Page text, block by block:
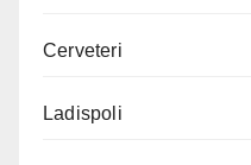
Cerveteri
Ladispoli